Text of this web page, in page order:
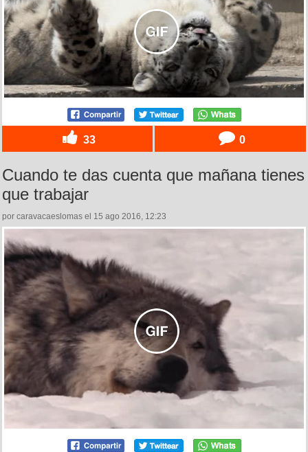
33 0
Cuando te das cuenta que mañana tienes
que trabajar
por caravacaeslomas el 15 ago 2016, 12:23